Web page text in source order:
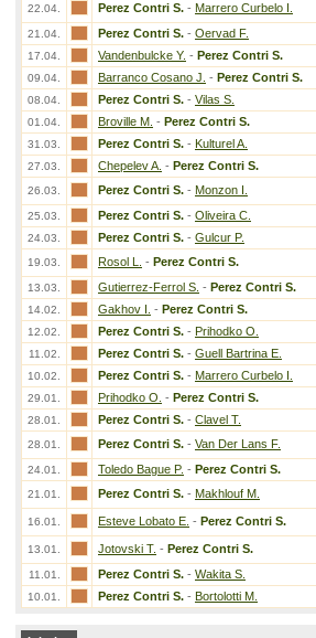
22.04. Perez Contri S. - Marrero Curbelo I.
21.04. Perez Contri S. - Oervad F.
17.04. Vandenbulcke Y. - Perez Contri S.
09.04. Barranco Cosano J. - Perez Contri S.
08.04. Perez Contri S. - Vilas S.
01.04. Broville M. - Perez Contri S.
31.03. Perez Contri S. - Kulturel A.
27.03. Chepelev A. - Perez Contri S.
26.03. Perez Contri S. - Monzon I.
25.03. Perez Contri S. - Oliveira C.
24.03. Perez Contri S. - Gulcur P.
19.03. Rosol L. - Perez Contri S.
13.03. Gutierrez-Ferrol S. - Perez Contri S.
14.02. Gakhov I. - Perez Contri S.
12.02. Perez Contri S. - Prihodko O.
11.02. Perez Contri S. - Guell Bartrina E.
10.02. Perez Contri S. - Marrero Curbelo I.
29.01. Prihodko O. - Perez Contri S.
28.01. Perez Contri S. - Clavel T.
28.01. Perez Contri S. - Van Der Lans F.
24.01. Toledo Bague P. - Perez Contri S.
21.01. Perez Contri S. - Makhlouf M.
16.01. Esteve Lobato E. - Perez Contri S.
13.01. Jotovski T. - Perez Contri S.
11.01. Perez Contri S. - Wakita S.
10.01. Perez Contri S. - Bortolotti M.